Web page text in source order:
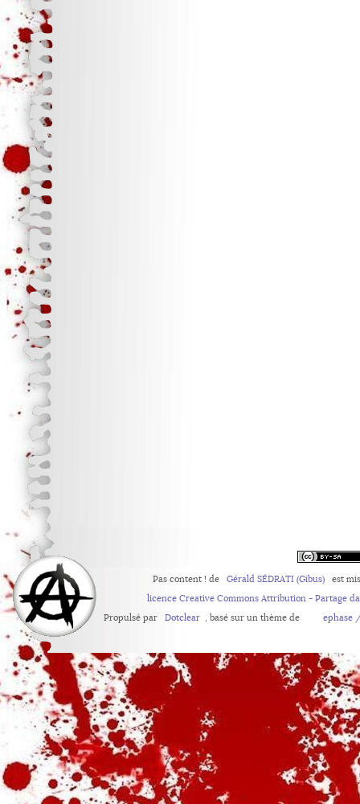
Pas content ! de Gérald SÉDRATI (Gibus)
est
licence Creative Commons Attribution - Partage
Propulsé par
Dotclear , basé sur un thème de ephase